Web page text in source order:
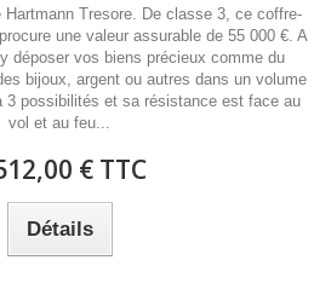
Tresore. De classe 3, ce coffre-
une valeur assurable de 55 000 €. A
déposer vos biens précieux comme du
bijoux, argent ou autres dans un volume
3 possibilités et sa résistance est face au
vol et au feu...
€ TTC
Détails